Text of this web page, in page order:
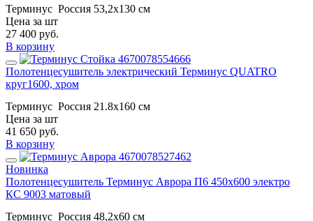
Терминус Россия 53,2x130 см
Цена за шт
27 400 руб.
В корзину
Полотенцесушитель электрический Терминус QUATRO
круг1600, хром
Терминус Россия 21.8х160 см
Цена за шт
41 650 руб.
В корзину
Новинка
Полотенцесушитель Терминус Аврора П6 450х600 электро
КС 9003 матовый
Терминус Россия 48,2x60 см